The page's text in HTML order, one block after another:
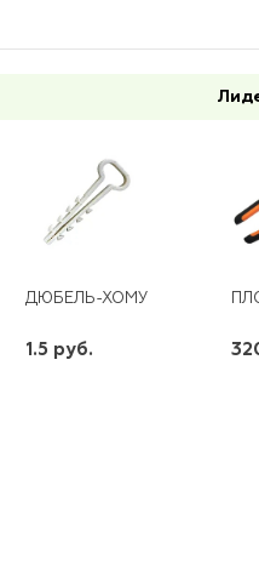
ДВИЖЕНИЯ LX28A
ДЮБЕЛЬ-ХОМУТ 11-18
1.5 руб.